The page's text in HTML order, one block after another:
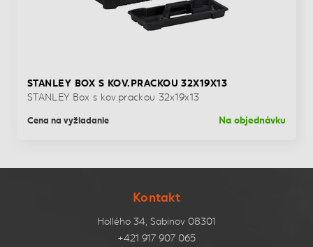
STANLEY BOX S KOV.PRACKOU 32X19X13
STANLEY Box s kov.prackou 32x19x13
Cena na vyžiadanie Na objednávku
Kontakt
Hollého 34, Sabinov 08301
+421 917 907 065